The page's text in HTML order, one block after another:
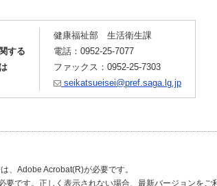
する
健康福祉部 生活衛生課
電話：0952-25-7077
ファックス：0952-25-7303
seikatsueisei@pref.saga.lg.jp
、Adobe Acrobat(R)が必要です。
です。正しく表示されない場合、最新バージョンをご